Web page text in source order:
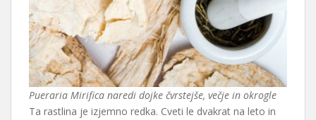
Pueraria Mirifica naredi dojke čvrstejše, večje in okrogle
Ta rastlina je izjemno redka. Cveti le dvakrat na leto in